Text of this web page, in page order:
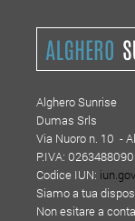
Alghero Sunrise
Dumas Srls
Via Nuoro n. 10 -
P.IVA:
Codice IUN:
Siamo a tua
Non esitare a